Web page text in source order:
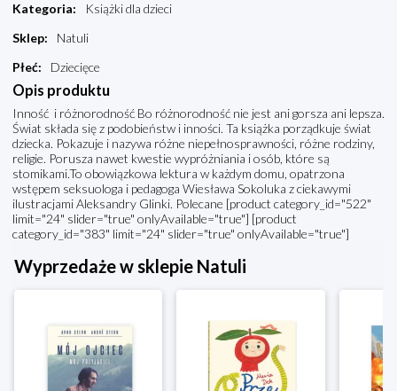
Kategoria:
Książki dla dzieci
Sklep:
Natuli
Płeć: Dziecięce
Opis produktu
Inność i różnorodność Bo różnorodność nie jest ani gorsza ani lepsza.
Świat składa się z podobieństw i inności. Ta książka porządkuje świat
dziecka. Pokazuje i nazywa różne niepełnosprawności, różne rodziny,
religie. Porusza nawet kwestie wypróżniania i osób, które są
stomikami.To obowiązkowa lektura w każdym domu, opatrzona
wstępem seksuologa i pedagoga Wiesława Sokoluka z ciekawymi
ilustracjami Aleksandry Glinki. Polecane [product category_id="522"
limit="24" slider="true" onlyAvailable="true"] [product
category_id="383" limit="24" slider="true" onlyAvailable="true"]
Wyprzedaże w sklepie Natuli